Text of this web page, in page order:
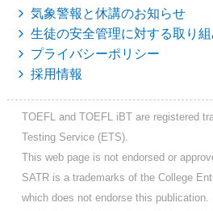
気象警報と休講のお知らせ
生徒の安全管理に対する取り組
プライバシーポリシー
採用情報
TOEFL and TOEFL iBT are registered
Testing Service (ETS).
This web page is not endorsed or
SATR is a trademarks of the College
which does not endorse this publication.